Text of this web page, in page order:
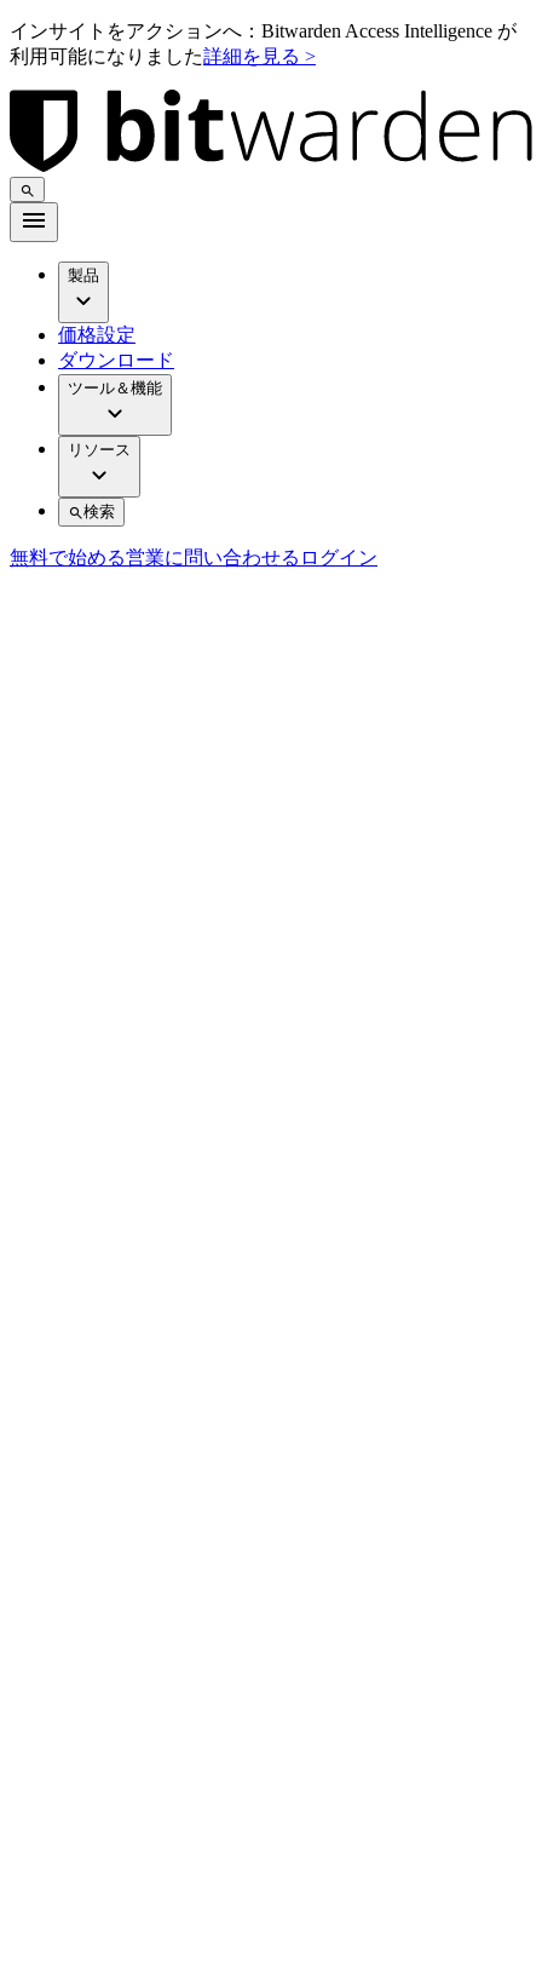
インサイトをアクションへ：Bitwarden Access Intelligence が
利用可能になりました詳細を見る >
製品
価格設定
ダウンロード
ツール＆機能
リソース
検索
無料で始める営業に問い合わせる ログイン